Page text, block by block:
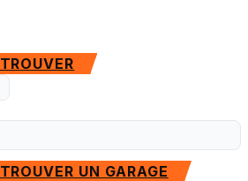
TROUVER
TROUVER UN GARAGE